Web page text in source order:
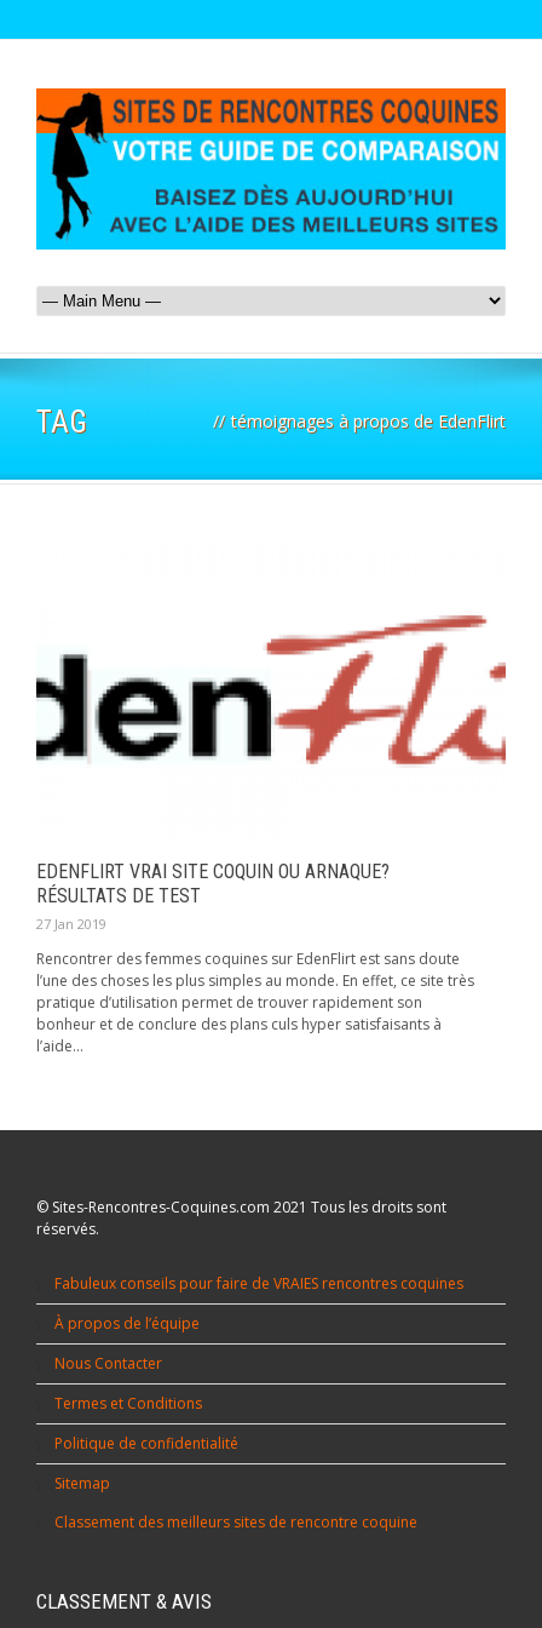
TAG // témoignages à propos de EdenFlirt
EDENFLIRT VRAI SITE COQUIN OU ARNAQUE?
RÉSULTATS DE TEST
27 Jan 2019
Rencontrer des femmes coquines sur EdenFlirt est sans doute
l’une des choses les plus simples au monde. En effet, ce site très
pratique d’utilisation permet de trouver rapidement son
bonheur et de conclure des plans culs hyper satisfaisants à
l’aide...
© Sites-Rencontres-Coquines.com 2021 Tous les droits sont
réservés.
Fabuleux conseils pour faire de VRAIES rencontres coquines
À propos de l’équipe
Nous Contacter
Termes et Conditions
Politique de confidentialité
Sitemap
Classement des meilleurs sites de rencontre coquine
CLASSEMENT & AVIS